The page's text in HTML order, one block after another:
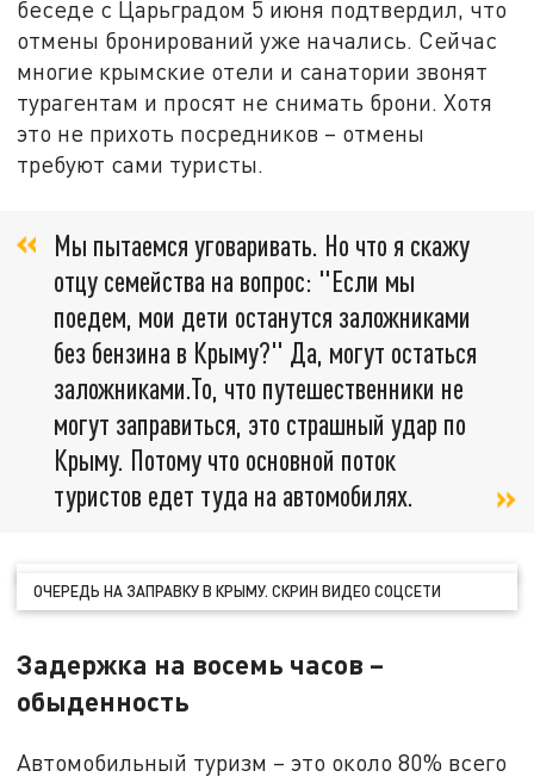
беседе с Царьградом 5 июня подтвердил, что
отмены бронирований уже начались. Сейчас
многие крымские отели и санатории звонят
турагентам и просят не снимать брони. Хотя
это не прихоть посредников – отмены
требуют сами туристы.
Мы пытаемся уговаривать. Но что я скажу
отцу семейства на вопрос: "Если мы
поедем, мои дети останутся заложниками
без бензина в Крыму?" Да, могут остаться
заложниками.То, что путешественники не
могут заправиться, это страшный удар по
Крыму. Потому что основной поток
туристов едет туда на автомобилях.
ОЧЕРЕДЬ НА ЗАПРАВКУ В КРЫМУ. СКРИН ВИДЕО СОЦСЕТИ
Задержка на восемь часов –
обыденность
Автомобильный туризм – это около 80% всего